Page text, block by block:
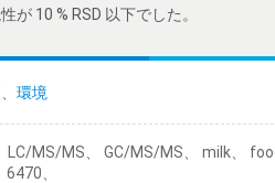
が 10 % RSD 以下でした。
環境
LC/MS/MS、 GC/MS/MS、 milk、
6470、